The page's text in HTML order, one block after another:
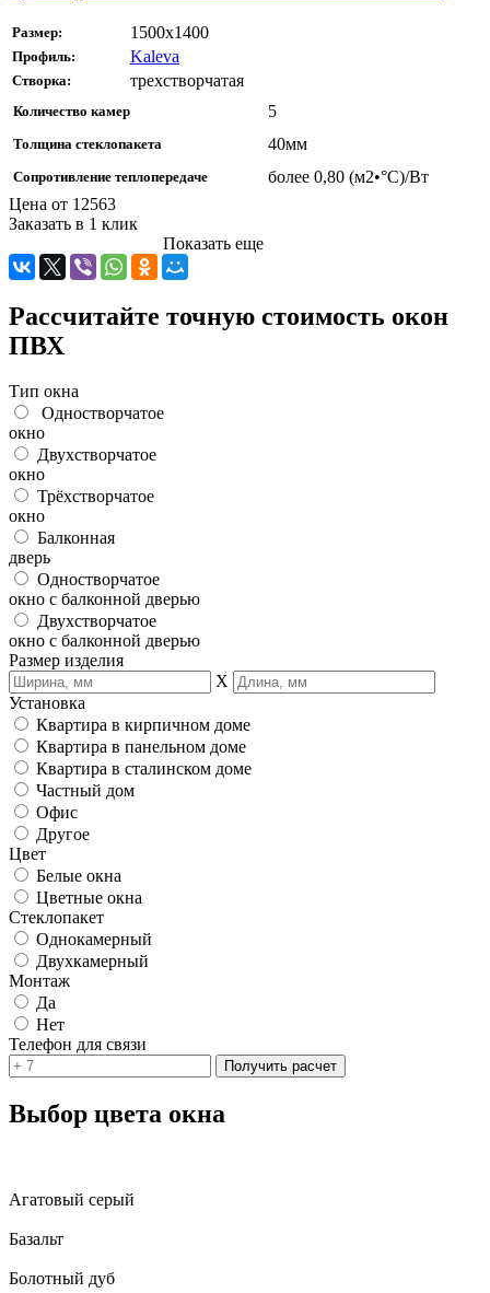
Размер: 1500x1400
Профиль: Kaleva
Створка: трехстворчатая
Количество камер 5
Толщина стеклопакета 40мм
Сопротивление теплопередаче
более 0,80 (м2•°С)/Вт
Цена от 12563
Заказать в 1 клик
Показать еще
Рассчитайте точную стоимость окон
ПВХ
Тип окна
Одностворчатое
окно
Двухстворчатое
окно
Трёхстворчатое
окно
Балконная
дверь
Одностворчатое
окно с балконной дверью
Двухстворчатое
окно с балконной дверью
Размер изделия
X
Установка
Квартира в кирпичном доме
Квартира в панельном доме
Квартира в сталинском доме
Частный дом
Офис
Другое
Цвет
Белые окна
Цветные окна
Стеклопакет
Однокамерный
Двухкамерный
Монтаж
Да
Нет
Телефон для связи
Выбор цвета окна
Агатовый серый
Базальт
Болотный дуб